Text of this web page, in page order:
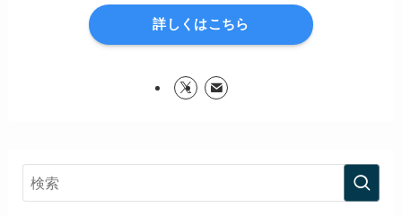
詳しくはこちら